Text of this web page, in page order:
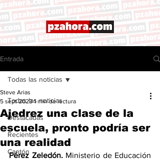
Entrada
Todas las noticias
Destacadas
Recientes
Cantón
Todas las noticias
Ajedrez una clase de la
escuela, pronto podría ser
una realidad
Steve Arias
5 sept 2023 1 min de lectura
Pérez Zeledón. Ministerio de Educación